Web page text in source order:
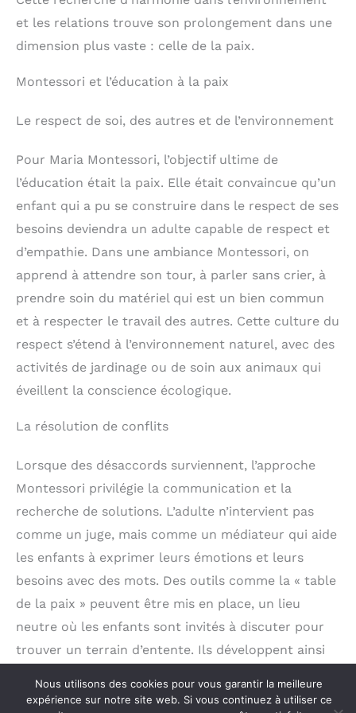
merveilleuse façon de
libérer la liberté de votre
sont pas utilisées, la
peuvent être imbriquées
de rangement.
FUNLIO】FUNLIO s’engage
à fournir à ses clients des
produits et services
exceptionnels. En cas de
endommagées lors du
transport, veuillez nous
Nous vous aiderons à
résoudre le problème.
et les relations trouve son prolongement dans une
dimension plus vaste : celle de la paix.
Montessori et l’éducation à la paix
Le respect de soi, des autres et de l’environnement
Pour Maria Montessori, l’objectif ultime de
l’éducation était la paix. Elle était convaincue qu’un
enfant qui a pu se construire dans le respect de ses
besoins deviendra un adulte capable de respect et
d’empathie. Dans une ambiance Montessori, on
apprend à attendre son tour, à parler sans crier, à
prendre soin du matériel qui est un bien commun
et à respecter le travail des autres. Cette culture du
respect s’étend à l’environnement naturel, avec des
activités de jardinage ou de soin aux animaux qui
éveillent la conscience écologique.
La résolution de conflits
Lorsque des désaccords surviennent, l’approche
Montessori privilégie la communication et la
recherche de solutions. L’adulte n’intervient pas
comme un juge, mais comme un médiateur qui aide
les enfants à exprimer leurs émotions et leurs
besoins avec des mots. Des outils comme la « table
de la paix » peuvent être mis en place, un lieu
neutre où les enfants sont invités à discuter pour
trouver un terrain d’entente. Ils développent ainsi
de manière harmonieuse.
Nous utilisons des cookies pour vous garantir la meilleure
expérience sur notre site web. Si vous continuez à utiliser ce